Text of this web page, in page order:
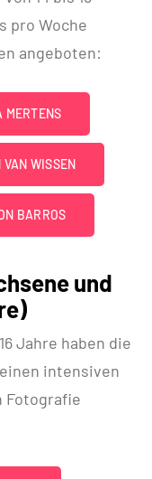
pro Woche
angeboten:
MERTENS
WISSEN
BARROS
und
Jahre haben die
intensiven
Fotografie